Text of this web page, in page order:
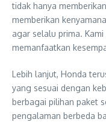
tidak hanya
memberikan
agar selalu prima.
memanfaatkan
Lebih lanjut, Honda
yang sesuai dengan
berbagai pilihan paket
pengalaman berbeda